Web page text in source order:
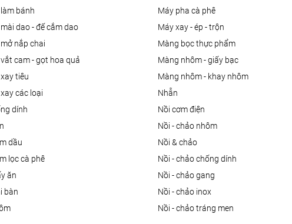
làm bánh
mài dao - đế cắm dao
mở nắp chai
vắt cam - gọt hoa quả
xay tiêu
xay các loại
dính
dầu
lọc cà phê
ăn
bàn
máy pha cà phê
máy xay - ép - trộn
màng bọc thực phẩm
màng nhôm - giấy bạc
màng nhôm - khay nhôm
nhẫn
nồi cơm điện
nồi - chảo nhôm
nồi & chảo
nồi - chảo chống dính
nồi - chảo gang
nồi - chảo inox
nồi - chảo tráng men